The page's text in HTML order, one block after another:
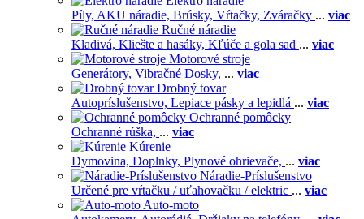
Píly, AKU náradie, Brúsky, Vŕtačky, Zváračky ... viac
Ručné náradie
Kladivá, Kliešte a hasáky, Kľúče a gola sad ... viac
Motorové stroje
Generátory, Vibračné Dosky, ... viac
Drobný tovar
Autopríslušenstvo, Lepiace pásky a lepidlá ... viac
Ochranné pomôcky
Ochranné rúška, ... viac
Kúrenie
Dymovina, Doplnky, Plynové ohrievače, ... viac
Náradie-Príslušenstvo
Určené pre vŕtačku / uťahovačku / elektric ... viac
Auto-moto